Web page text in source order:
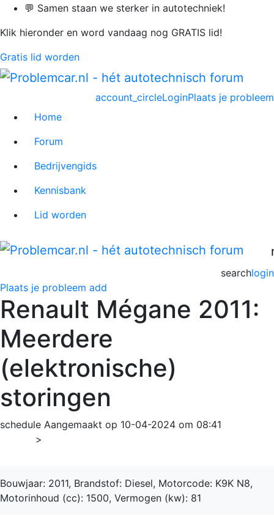
💬 Samen staan we sterker in autotechniek!
Klik hieronder en word vandaag nog GRATIS lid!
Gratis lid worden
Plaats je probleem
account_circleLogin
Home
Forum
Bedrijvengids
Kennisbank
Lid worden
login
search
Plaats je probleem add
Renault Mégane 2011:
Meerdere
(elektronische)
storingen
schedule Aangemaakt op 10-04-2024 om 08:41
>
Bouwjaar: 2011, Brandstof: Diesel, Motorcode: K9K N8,
Motorinhoud (cc): 1500, Vermogen (kw): 81